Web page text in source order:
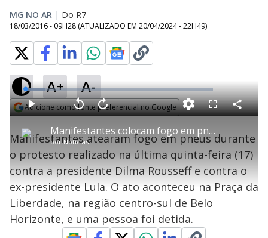
MG NO AR | Do R7
18/03/2016 - 09H28 (ATUALIZADO EM 20/04/2024 - 22H49)
A+ A-
Adicione como fonte preferencial no Google
P
l
a
Manifestantes colocam fogo em pneus durante protesto em BH
porNotícias
P V
t
a
r
0
e
g
n
d
s
A
n
ç
a
1
s
e
u
n
d
o
s
L
o
a
d
e
1
0
.
3
7
F
l
s
c
e
n
C
o
a
r
i
l
Manifestantes atearam fogo em pneus durante
o protesto realizado na última quinta-feira (17)
contra a presidente Dilma Rousseff e contra o
ex-presidente Lula. O ato aconteceu na Praça da
Liberdade, na região centro-sul de Belo
Horizonte, e uma pessoa foi detida.